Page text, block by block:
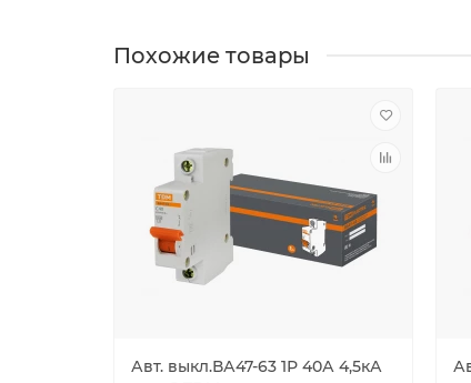
Похожие товары
Авт. выкл.ВА47-63 1Р 40А 4,5кА